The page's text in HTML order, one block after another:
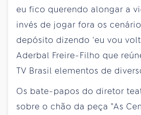
eu fico querendo alongar a
invés de jogar fora os
depósito dizendo 'eu vou
Aderbal Freire-Filho que
TV Brasil elementos de
Os bate-papos do diretor
sobre o chão da peça "As